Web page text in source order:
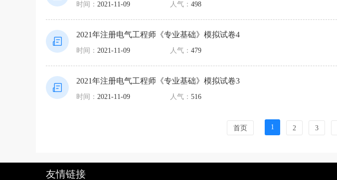
时间： 2021-11-09 人气： 498
2021年注册电气工程师《专业基础》模拟试卷4
时间： 2021-11-09 人气： 479
2021年注册电气工程师《专业基础》模拟试卷3
时间： 2021-11-09 人气： 516
首页 1 2 3
友情链接